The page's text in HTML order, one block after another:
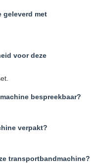
geleverd met
voor deze
bespreekbaar?
verpakt?
transportbandmachine?